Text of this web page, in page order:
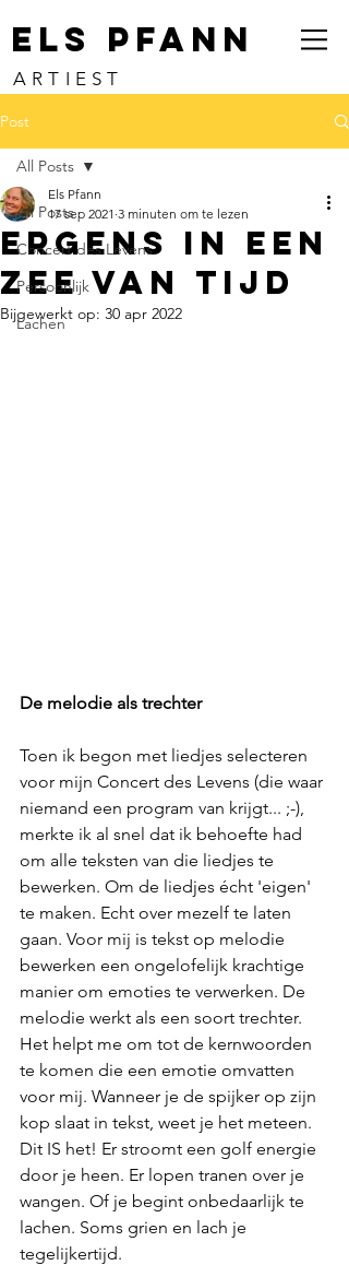
ELS PFANN
ARTIEST
Post
All Posts
Concert des Levens
Persoonlijk
Lachen
All Posts
Ergens in een
zee van tijd
Els Pfann
17 sep 2021 3 minuten om te lezen
Bijgewerkt op: 30 apr 2022
De melodie als trechter
Toen ik begon met liedjes selecteren
voor mijn Concert des Levens (die waar
niemand een program van krijgt... ;-),
merkte ik al snel dat ik behoefte had
om alle teksten van die liedjes te
bewerken. Om de liedjes écht 'eigen'
te maken. Echt over mezelf te laten
gaan. Voor mij is tekst op melodie
bewerken een ongelofelijk krachtige
manier om emoties te verwerken. De
melodie werkt als een soort trechter.
Het helpt me om tot de kernwoorden
te komen die een emotie omvatten
voor mij. Wanneer je de spijker op zijn
kop slaat in tekst, weet je het meteen.
Dit IS het! Er stroomt een golf energie
door je heen. Er lopen tranen over je
wangen. Of je begint onbedaarlijk te
lachen. Soms grien en lach je
tegelijkertijd.